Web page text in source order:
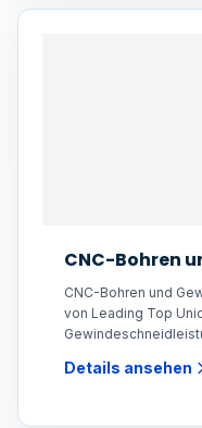
CNC-Bohren
CNC-Bohren und
von Leading Top
Details ansehen